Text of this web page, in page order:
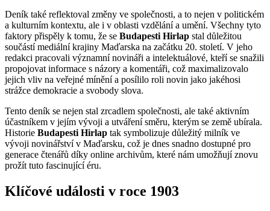
Deník také reflektoval změny ve společnosti, a to nejen v politickém
a kulturním kontextu, ale i v oblasti vzdělání a umění. Všechny tyto
faktory přispěly k tomu, že se Budapesti Hirlap stal důležitou
součástí mediální krajiny Maďarska na začátku 20. století. V jeho
redakci pracovali významní novináři a intelektuálové, kteří se snažili
propojovat informace s názory a komentáři, což maximalizovalo
jejich vliv na veřejné mínění a posílilo roli novin jako jakéhosi
strážce demokracie a svobody slova.
Tento deník se nejen stal zrcadlem společnosti, ale také aktivním
účastníkem v jejím vývoji a utváření směru, kterým se země ubírala.
Historie Budapesti Hirlap tak symbolizuje důležitý milník ve
vývoji novinářství v Maďarsku, což je dnes snadno dostupné pro
generace čtenářů díky online archivům, které nám umožňují znovu
prožít tuto fascinující éru.
Klíčové události v roce 1903